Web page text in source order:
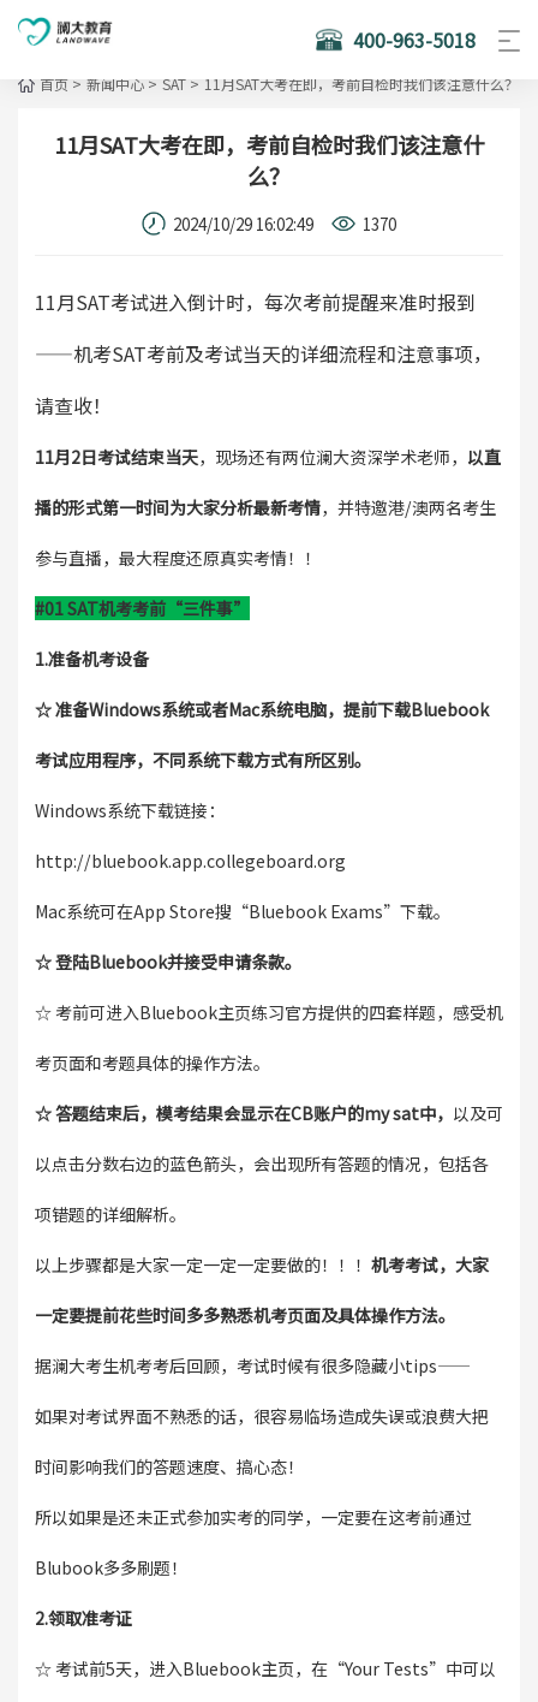
400-963-5018
首页 > 新闻中心 > SAT > 11月SAT大考在即，考前自检时我们该注意什么？
11月SAT大考在即，考前自检时我们该注意什
么？
2024/10/29 16:02:49 1370
11月SAT考试进入倒计时，每次考前提醒来准时报到
——机考SAT考前及考试当天的详细流程和注意事项，
请查收！
11月2日考试结束当天，现场还有两位澜大资深学术老师， 以直
播的形式第一时间为大家分析最新考情，并特邀港/澳两名考生
参与直播，最大程度还原真实考情！！
#01 SAT机考考前“三件事”
1.准备机考设备
☆ 准备Windows系统或者Mac系统电脑，提前下载Bluebook
考试应用程序，不同系统下载方式有所区别。
Windows系统下载链接：
http://bluebook.app.collegeboard.org
Mac系统可在App Store搜“Bluebook Exams”下载。
☆ 登陆Bluebook并接受申请条款。
☆ 考前可进入Bluebook主页练习官方提供的四套样题，感受机
考页面和考题具体的操作方法。
☆ 答题结束后，模考结果会显示在CB账户的my sat中， 以及可
以点击分数右边的蓝色箭头，会出现所有答题的情况，包括各
项错题的详细解析。
以上步骤都是大家一定一定一定要做的！！！ 机考考试，大家
一定要提前花些时间多多熟悉机考页面及具体操作方法。
据澜大考生机考考后回顾，考试时候有很多隐藏小tips——
如果对考试界面不熟悉的话，很容易临场造成失误或浪费大把
时间影响我们的答题速度、搞心态！
所以如果是还未正式参加实考的同学，一定要在这考前通过
Blubook多多刷题！
2.领取准考证
☆ 考试前5天，进入Bluebook主页，在“Your Tests”中可以